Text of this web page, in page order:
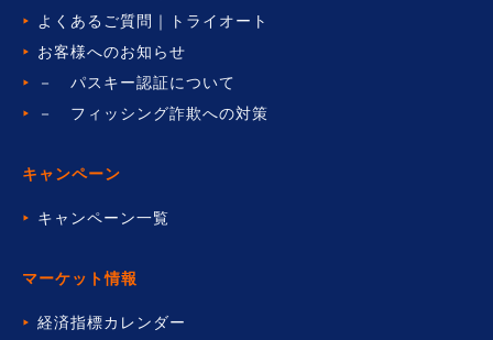
キャンペーン
キャンペーン一覧
マーケット情報
経済指標カレンダー
よくあるご質問｜トライオート
お客様へのお知らせ
－ パスキー認証について
－ フィッシング詐欺への対策